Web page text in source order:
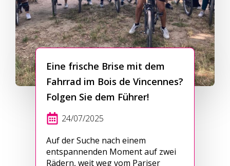
Eine frische Brise mit dem
Fahrrad im Bois de Vincennes?
Folgen Sie dem Führer!
24/07/2025
Auf der Suche nach einem
entspannenden Moment auf zwei
Rädern, weit weg vom Pariser